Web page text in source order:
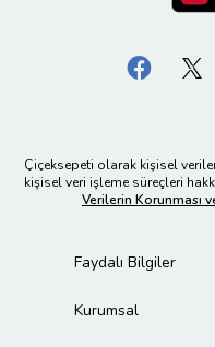
Çiçeksepeti olarak kişisel
kişisel veri işleme süreçleri
Verilerin Korunması
Faydalı Bilgiler
Kurumsal